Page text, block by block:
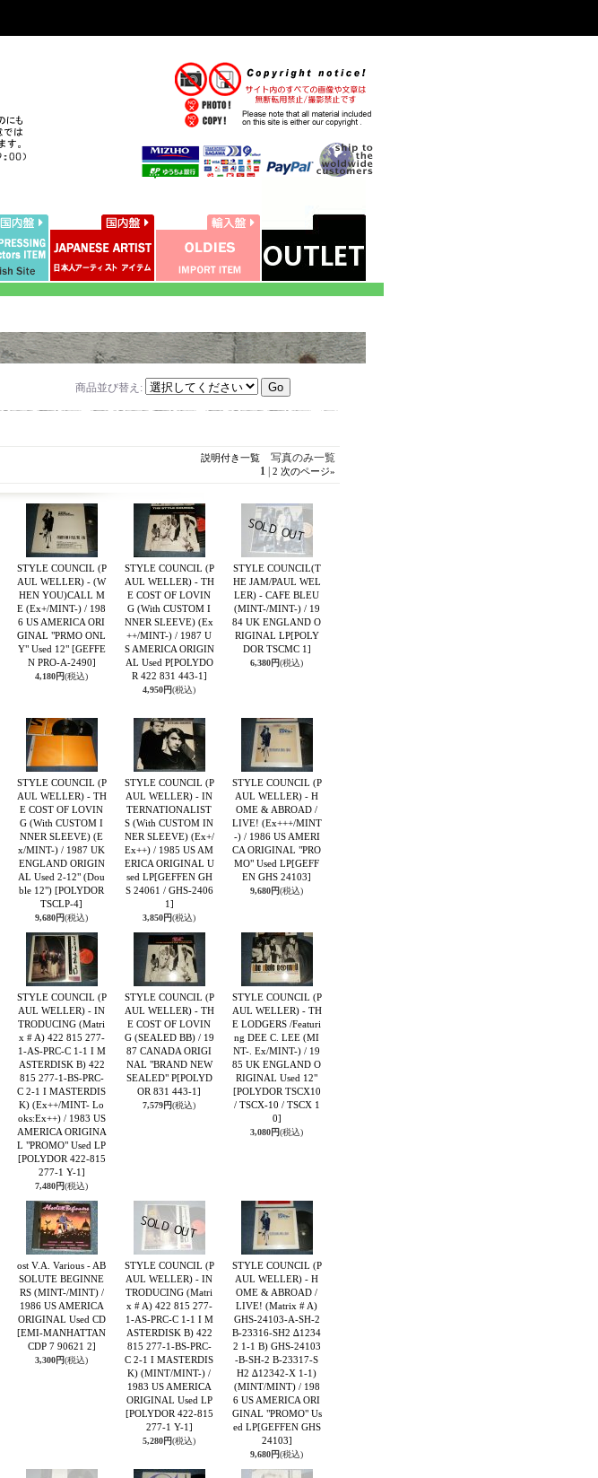
商品並び替え :
説明付き一覧写真のみ一覧
1| 2 次のページ»
STYLE COUNCIL (P
AUL WELLER) - (W
HEN YOU)CALL M
E (Ex+/MINT-) / 198
6 US AMERICA ORI
GINAL "PRMO ONL
Y" Used 12" [GEFFE
N PRO-A-2490]
4,180円(税込)
STYLE COUNCIL (P
AUL WELLER) - TH
E COST OF LOVIN
G (With CUSTOM I
NNER SLEEVE) (Ex
++/MINT-) / 1987 U
S AMERICA ORIGIN
AL Used P[POLYDO
R 422 831 443-1]
4,950円(税込)
STYLE COUNCIL(T
HE JAM/PAUL WEL
LER) - CAFE BLEU
(MINT-/MINT-) / 19
84 UK ENGLAND O
RIGINAL LP[POLY
DOR TSCMC 1]
6,380円(税込)
STYLE COUNCIL (P
AUL WELLER) - TH
E COST OF LOVIN
G (With CUSTOM I
NNER SLEEVE) (E
x/MINT-) / 1987 UK
ENGLAND ORIGIN
AL Used 2-12" (Dou
ble 12") [POLYDOR
TSCLP-4]
9,680円(税込)
STYLE COUNCIL (P
AUL WELLER) - IN
TERNATIONALIST
S (With CUSTOM IN
NER SLEEVE) (Ex+/
Ex++) / 1985 US AM
ERICA ORIGINAL U
sed LP[GEFFEN GH
S 24061 / GHS-2406
1]
3,850円(税込)
STYLE COUNCIL (P
AUL WELLER) - H
OME & ABROAD /
LIVE! (Ex+++/MINT
-) / 1986 US AMERI
CA ORIGINAL "PRO
MO" Used LP[GEFF
EN GHS 24103]
9,680円(税込)
STYLE COUNCIL (P
AUL WELLER) - IN
TRODUCING (Matri
x # A) 422 815 277-
1-AS-PRC-C 1-1 I M
ASTERDISK B) 422
815 277-1-BS-PRC-
C 2-1 I MASTERDIS
K) (Ex++/MINT- Lo
oks:Ex++) / 1983 US
AMERICA ORIGINA
L "PROMO" Used LP
[POLYDOR 422-815
277-1 Y-1]
7,480円(税込)
STYLE COUNCIL (P
AUL WELLER) - TH
E COST OF LOVIN
G (SEALED BB) / 19
87 CANADA ORIGI
NAL "BRAND NEW
SEALED" P[POLYD
OR 831 443-1]
7,579円(税込)
STYLE COUNCIL (P
AUL WELLER) - TH
E LODGERS /Featuri
ng DEE C. LEE (MI
NT-. Ex/MINT-) / 19
85 UK ENGLAND O
RIGINAL Used 12"
[POLYDOR TSCX10
/ TSCX-10 / TSCX 1
0]
3,080円(税込)
ost V.A. Various - AB
SOLUTE BEGINNE
RS (MINT-/MINT) /
1986 US AMERICA
ORIGINAL Used CD
[EMI-MANHATTAN
CDP 7 90621 2]
3,300円(税込)
STYLE COUNCIL (P
AUL WELLER) - IN
TRODUCING (Matri
x # A) 422 815 277-
1-AS-PRC-C 1-1 I M
ASTERDISK B) 422
815 277-1-BS-PRC-
C 2-1 I MASTERDIS
K) (MINT/MINT-) /
1983 US AMERICA
ORIGINAL Used LP
[POLYDOR 422-815
277-1 Y-1]
5,280円(税込)
STYLE COUNCIL (P
AUL WELLER) - H
OME & ABROAD /
LIVE! (Matrix # A)
GHS-24103-A-SH-2
B-23316-SH2 ∆1234
2 1-1 B) GHS-24103
-B-SH-2 B-23317-S
H2 ∆12342-X 1-1)
(MINT/MINT) / 198
6 US AMERICA ORI
GINAL "PROMO" Us
ed LP[GEFFEN GHS
24103]
9,680円(税込)